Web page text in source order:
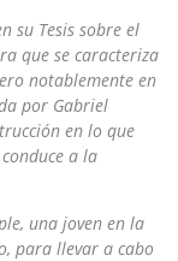
su Tesis sobre el
que se caracteriza
notablemente en
por Gabriel
en lo que
a la
una joven en la
para llevar a cabo